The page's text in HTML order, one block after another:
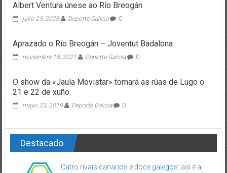
Albert Ventura únese ao Río Breogán
julio 25, 2023 Deporte Galicia 0
Aprazado o Río Breogán – Joventut Badalona
noviembre 18, 2021 Deporte Galicia 0
O show da «Jaula Movistar» tomará as rúas de Lugo o
21 e 22 de xuño
mayo 23, 2019 Deporte Galicia 0
Destacado
Catro rivais canarios e doce galegos: así é a